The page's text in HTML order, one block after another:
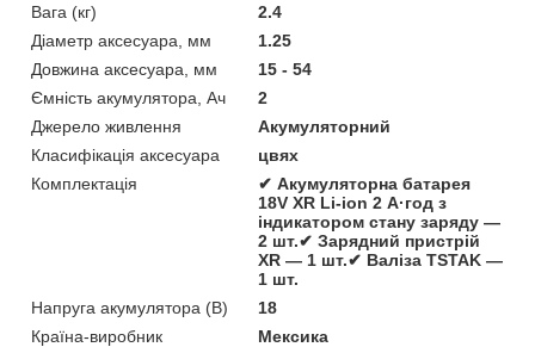
Вага (кг)
2.4
Діаметр аксесуара, мм
1.25
Довжина аксесуара, мм
15 - 54
Ємність акумулятора, Ач
2
Джерело живлення
Акумуляторний
Класифікація аксесуара
цвях
Комплектація
✔ Акумуляторна батарея
18V XR Li-ion 2 А·год з
індикатором стану заряду —
2 шт.✔ Зарядний пристрій
XR — 1 шт.✔ Валіза TSTAK —
1 шт.
Напруга акумулятора (В)
18
Країна-виробник
Мексика